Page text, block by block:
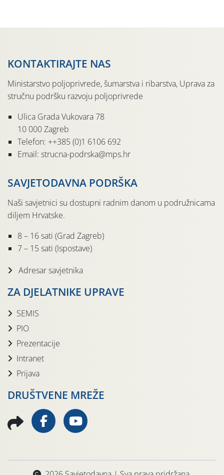
KONTAKTIRAJTE NAS
Ministarstvo poljoprivrede, šumarstva i ribarstva, Uprava za
stručnu podršku razvoju poljoprivrede
Ulica Grada Vukovara 78
10 000 Zagreb
Telefon: ++385 (0)1 6106 692
Email: strucna-podrska@mps.hr
SAVJETODAVNA PODRŠKA
Naši savjetnici su dostupni radnim danom u podružnicama
diljem Hrvatske.
8 – 16 sati (Grad Zagreb)
7 – 15 sati (Ispostave)
Adresar savjetnika
ZA DJELATNIKE UPRAVE
SEMIS
PIO
Prezentacije
Intranet
Prijava
DRUŠTVENE MREŽE